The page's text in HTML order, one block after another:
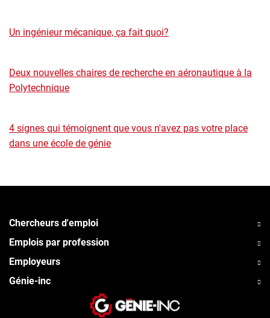
Un ingénieur mécanique, ça fait quoi?
Deux nouvelles chaires de recherche en aéronautique à la
Polytechnique
4 signes qui témoignent que vous n'avez pas votre place
dans une école de génie
Chercheurs d'emploi
Emplois par profession
Employeurs
Génie-inc